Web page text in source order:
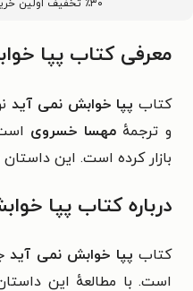
٪۳۰ تخفیف اولین خرید کتاب با کد
معرفی کتاب پپا
کتاب پپا خوابش نمی آید
و ترجمهٔمهسا خسروی
بازار کرده است. این
درباره کتاب پپا
کتاب پپا خوابش نمی آید
است. با مطالعهٔ این